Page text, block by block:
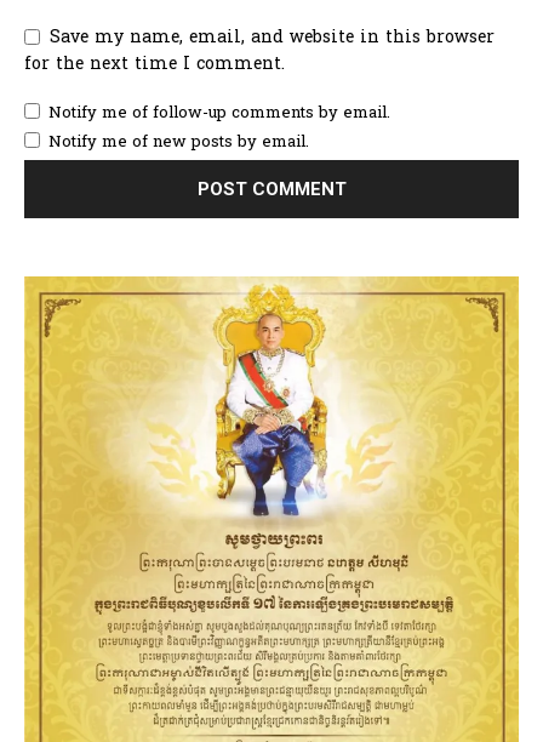
Save my name, email, and website in this browser
for the next time I comment.
Notify me of follow-up comments by email.
Notify me of new posts by email.